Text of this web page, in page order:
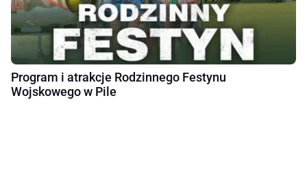
Program i atrakcje Rodzinnego Festynu
Wojskowego w Pile